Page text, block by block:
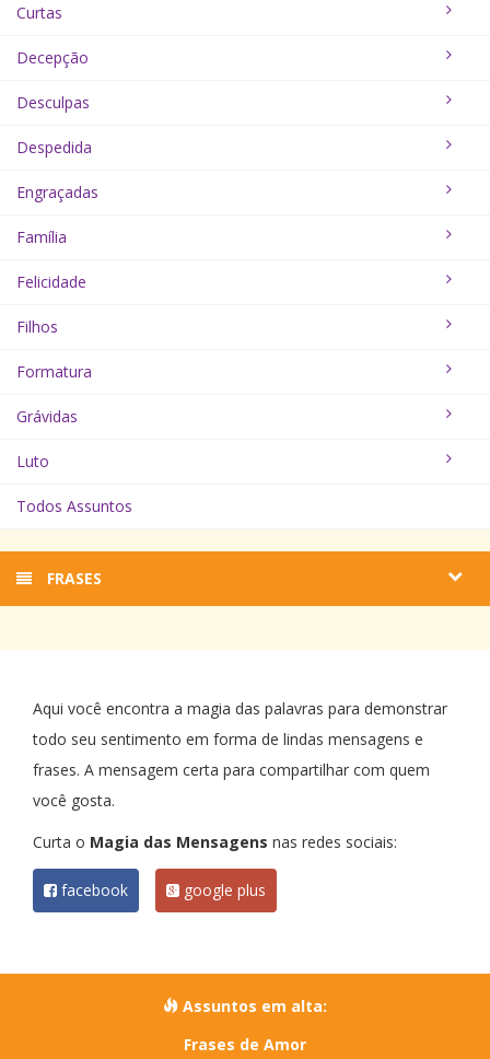
Curtas
Decepção
Desculpas
Despedida
Engraçadas
Família
Felicidade
Filhos
Formatura
Grávidas
Luto
Todos Assuntos
FRASES
Aqui você encontra a magia das palavras para demonstrar
todo seu sentimento em forma de lindas mensagens e
frases. A mensagem certa para compartilhar com quem
você gosta.
Curta o Magia das Mensagens nas redes sociais:
facebook google plus
Assuntos em alta:
Frases de Amor